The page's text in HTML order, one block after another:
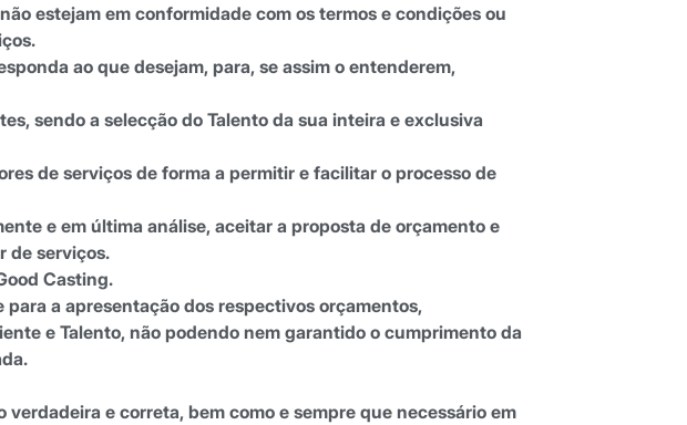
estejam em conformidade com os termos e condições ou
ao que desejam, para, se assim o entenderem,
sendo a selecção do Talento da sua inteira e exclusiva
de serviços de forma a permitir e facilitar o processo de
e em última análise, aceitar a proposta de orçamento e
de serviços.
Casting.
a apresentação dos respectivos orçamentos,
e Talento, não podendo nem garantido o cumprimento da
e correta, bem como e sempre que necessário em